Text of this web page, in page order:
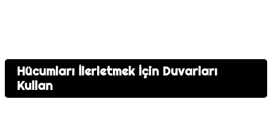
Hücumları İlerletmek İçin Duvarları
Kullan